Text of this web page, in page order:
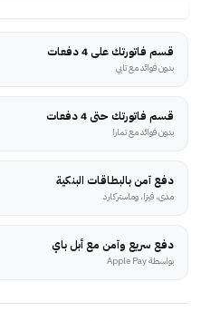
قسم فاتورتك على 4 دفعات
بدون فوائد مع تابي
قسم فاتورتك حتى 4 دفعات
بدون فوائد مع تمارا
دفع آمن بالبطاقات البنكية
مدى، فيزا، وماستركارد
دفع سريع وآمن مع أبل باي
بواسطة Apple Pay